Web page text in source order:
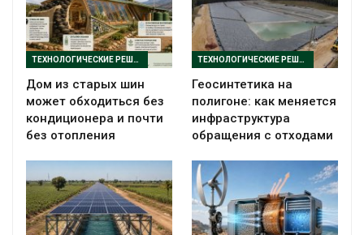
ТЕХНОЛОГИЧЕСКИЕ РЕШЕНИЯ
Дом из старых шин
может обходиться без
кондиционера и почти
без отопления
ТЕХНОЛОГИЧЕСКИЕ РЕШЕНИЯ
Геосинтетика на
полигоне: как меняется
инфраструктура
обращения с отходами